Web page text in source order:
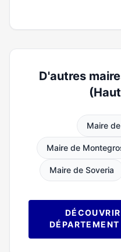
D'autres
Maire
Maire de
Maire de Soveria